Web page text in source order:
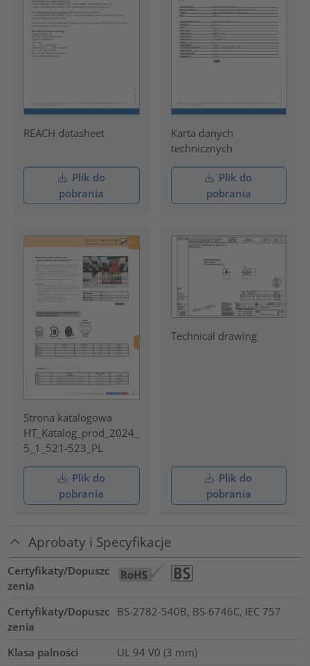
REACH datasheet
Plik do
pobrania
Karta danych
technicznych
Plik do
pobrania
Strona katalogowa
HT_Katalog_prod_2024_
5_1_521-523_PL
Plik do
pobrania
Technical drawing
Plik do
pobrania
Aprobaty i Specyfikacje
Certyfikaty/Dopuszc
zenia
Certyfikaty/Dopuszc
zenia
BS-2782-540B, BS-6746C, IEC 757
Klasa palności
UL 94 V0 (3 mm)